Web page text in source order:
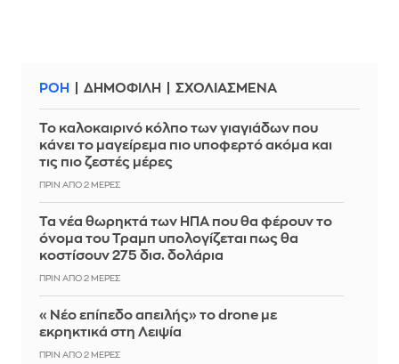
ΡΟΗ ΔΗΜΟΦΙΛΗ ΣΧΟΛΙΑΣΜΕΝΑ
Το καλοκαιρινό κόλπο των γιαγιάδων που
κάνει το μαγείρεμα πιο υποφερτό ακόμα και
τις πιο ζεστές μέρες
ΠΡΙΝ ΑΠΌ 2 ΜΈΡΕΣ
Τα νέα θωρηκτά των ΗΠΑ που θα φέρουν το
όνομα του Τραμπ υπολογίζεται πως θα
κοστίσουν 275 δισ. δολάρια
ΠΡΙΝ ΑΠΌ 2 ΜΈΡΕΣ
«Νέο επίπεδο απειλής» το drone με
εκρηκτικά στη Λειψία
ΠΡΙΝ ΑΠΌ 2 ΜΈΡΕΣ